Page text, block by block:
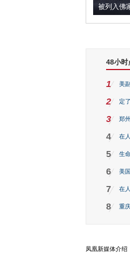
被列入佛
48小时
1 美
2 定
3 郑
4 在
5 生
6 美
7 在
8 重
凤凰新媒体介绍